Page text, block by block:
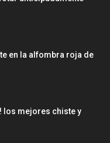
en la alfombra roja de
los mejores chiste y